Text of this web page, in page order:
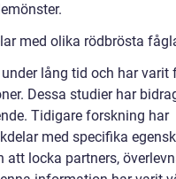
med olika rödbrösta
lång tid och har varit
Dessa studier har
Tidigare forskning har
med specifika
locka partners,